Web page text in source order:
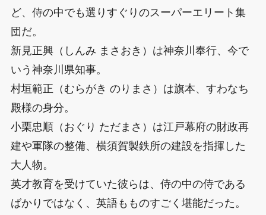
ど、侍の中でも選りすぐりのスーパーエリート集
団だ。
新見正興（しんみ まさおき）は神奈川奉行、今で
いう神奈川県知事。
村垣範正（むらがき のりまさ）は旗本、すわなち
殿様の身分。
小栗忠順（おぐり ただまさ）は江戸幕府の財政再
建や軍隊の整備、横須賀製鉄所の建設を指揮した
大人物。
英才教育を受けていた彼らは、侍の中の侍である
ばかりではなく、英語もものすごく堪能だった。